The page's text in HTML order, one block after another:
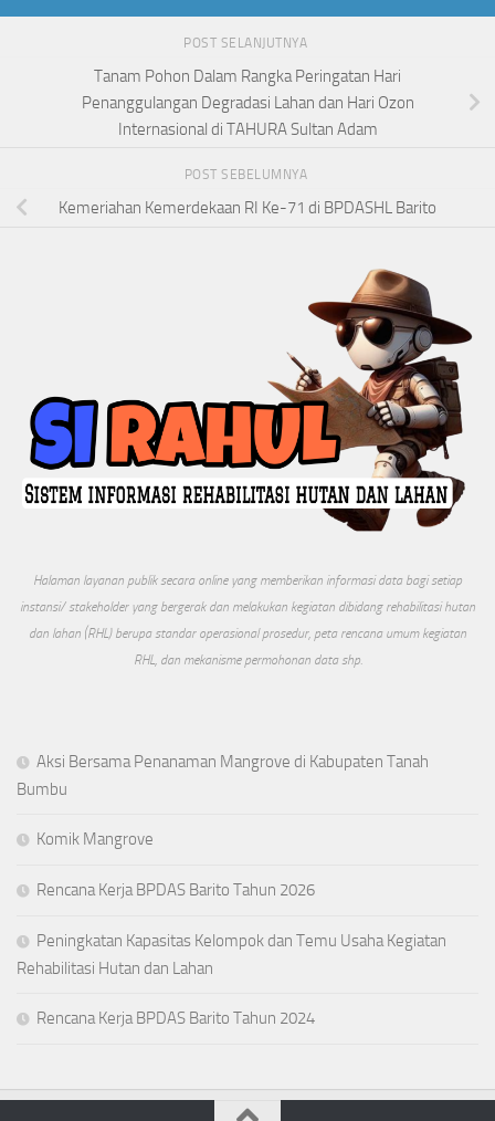
POST SELANJUTNYA
Tanam Pohon Dalam Rangka Peringatan Hari
Penanggulangan Degradasi Lahan dan Hari Ozon
Internasional di TAHURA Sultan Adam
POST SEBELUMNYA
Kemeriahan Kemerdekaan RI Ke-71 di BPDASHL Barito
Halaman layanan publik secara online yang memberikan informasi data bagi setiap
instansi/ stakeholder yang bergerak dan melakukan kegiatan dibidang rehabilitasi hutan
dan lahan (RHL) berupa standar operasional prosedur, peta rencana umum kegiatan
RHL, dan mekanisme permohonan data shp.
Aksi Bersama Penanaman Mangrove di Kabupaten Tanah
Bumbu
Komik Mangrove
Rencana Kerja BPDAS Barito Tahun 2026
Peningkatan Kapasitas Kelompok dan Temu Usaha Kegiatan
Rehabilitasi Hutan dan Lahan
Rencana Kerja BPDAS Barito Tahun 2024